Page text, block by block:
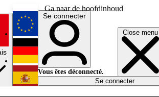
Ga naar de hoofdinhoud
Close menu
English
Deutsch
Español
Se connecter
Vous êtes déconnecté.
Se connecter